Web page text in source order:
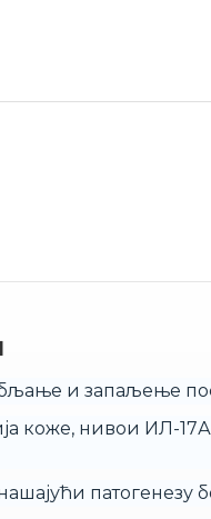
и запаљење
коже, нивои ИЛ-
патогенезу